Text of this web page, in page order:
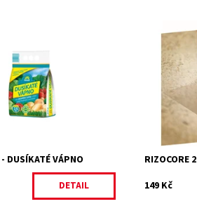
proti houbovým
obohacuje půdu o
Při správné aplikaci
Skladem 12
4878/100
DUSÍKATÉ VÁPNO
DETAIL
přípravek
a bakterie.
Dostupnost:
Kód:
RIZOCORE
149 Kč